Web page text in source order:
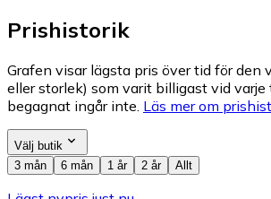
Prishistorik
Grafen visar lägsta pris över tid för den
eller storlek) som varit billigast vid
begagnat ingår inte. Läs mer om
Välj butik
3 mån
6 mån 1 år 2 år Allt